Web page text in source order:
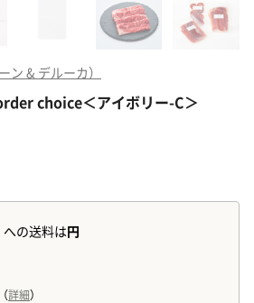
ン & デルーカ）
choice＜アイボリー-C＞